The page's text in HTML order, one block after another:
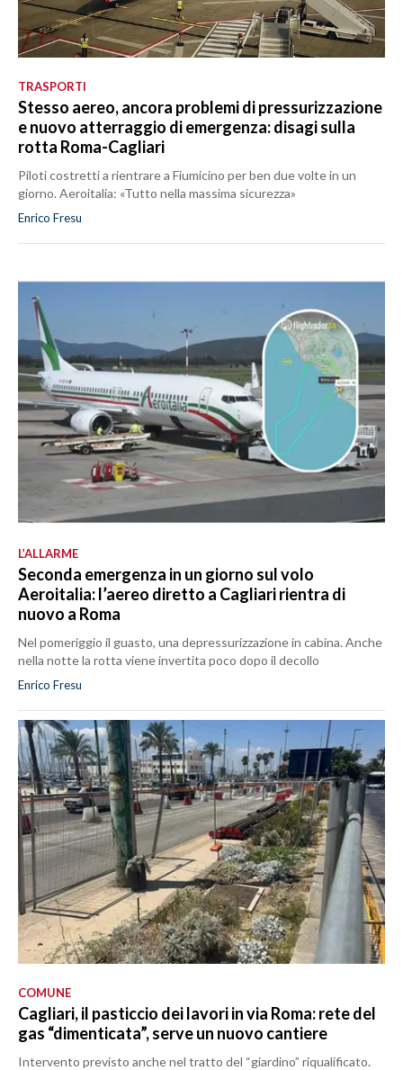
TRASPORTI
Stesso aereo, ancora problemi di pressurizzazione
e nuovo atterraggio di emergenza: disagi sulla
rotta Roma-Cagliari
Piloti costretti a rientrare a Fiumicino per ben due volte in un
giorno. Aeroitalia: «Tutto nella massima sicurezza»
Enrico Fresu
L’ALLARME
Seconda emergenza in un giorno sul volo
Aeroitalia: l’aereo diretto a Cagliari rientra di
nuovo a Roma
Nel pomeriggio il guasto, una depressurizzazione in cabina. Anche
nella notte la rotta viene invertita poco dopo il decollo
Enrico Fresu
COMUNE
Cagliari, il pasticcio dei lavori in via Roma: rete del
gas “dimenticata”, serve un nuovo cantiere
Intervento previsto anche nel tratto del “giardino” riqualificato.